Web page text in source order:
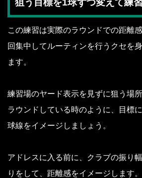
狙う目標を1球ずつ変えて練
この練習は実際のラウンドでの距離
回集中してルーティンを行うクセを
ます。
練習場のヤード表示を見ずに狙う場
ラウンドしている時のように、目標
球線をイメージしましょう。
アドレスに入る前に、クラブの振り
りをして、距離感をイメージします。